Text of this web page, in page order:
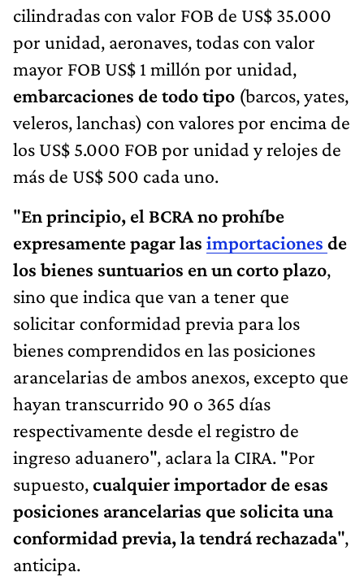
cilindradas con valor FOB de US$ 35.000
por unidad, aeronaves, todas con valor
mayor FOB US$ 1 millón por unidad,
embarcaciones de todo tipo (barcos, yates,
veleros, lanchas) con valores por encima de
los US$ 5.000 FOB por unidad y relojes de
más de US$ 500 cada uno.
"En principio, el BCRA no prohíbe
expresamente pagar las importaciones de
los bienes suntuarios en un corto plazo,
sino que indica que van a tener que
solicitar conformidad previa para los
bienes comprendidos en las posiciones
arancelarias de ambos anexos, excepto que
hayan transcurrido 90 o 365 días
respectivamente desde el registro de
ingreso aduanero", aclara la CIRA. "Por
supuesto,cualquier importador de esas
posiciones arancelarias que solicita una
conformidad previa, la tendrá rechazada",
anticipa.